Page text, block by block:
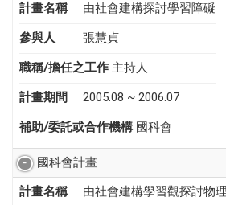
計畫名稱
由社會建構探討學習障礙
參與人 張慧貞
職稱/擔任之工作 主持人
計畫期間 2005.08 ~ 2006.07
補助/委託或合作機構 國科會
國科會計畫
計畫名稱
由社會建構學習觀探討物